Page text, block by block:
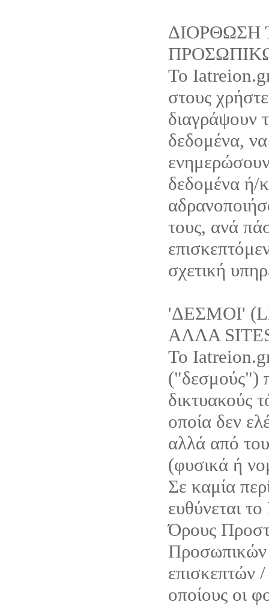
ΔΙΟΡΘΩΣΗ
Το Iatreion.gr
στους
διαγράψουν
δεδομένα,
δεδομένα ή/
τους, ανά
σχετική
'ΔΕΣΜΟΙ'
ΑΛΛΑ
Το
("δεσμούς")
δικτυακούς
οποία δεν
αλλά από
(φυσικά ή
Σε καμία
ευθύνεται
Όρους
επισκεπτών
οποίους οι